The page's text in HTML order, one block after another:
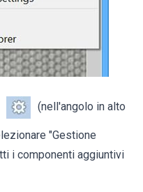
(nell'angolo in alto
"Gestione
i componenti aggiuntivi